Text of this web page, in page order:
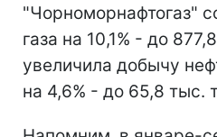
"Чорноморнафтогаз"
газа на 10,1% - до
увеличила добычу
на 4,6% - до 65,8 тыс.